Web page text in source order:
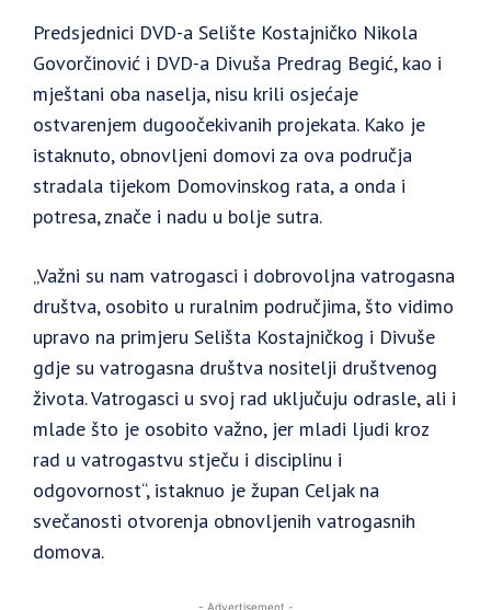
Predsjednici DVD-a Selište Kostajničko Nikola
Govorčinović i DVD-a Divuša Predrag Begić, kao i
mještani oba naselja, nisu krili osjećaje
ostvarenjem dugoočekivanih projekata. Kako je
istaknuto, obnovljeni domovi za ova područja
stradala tijekom Domovinskog rata, a onda i
potresa, znače i nadu u bolje sutra.
„Važni su nam vatrogasci i dobrovoljna vatrogasna
društva, osobito u ruralnim područjima, što vidimo
upravo na primjeru Selišta Kostajničkog i Divuše
gdje su vatrogasna društva nositelji društvenog
života. Vatrogasci u svoj rad uključuju odrasle, ali i
mlade što je osobito važno, jer mladi ljudi kroz
rad u vatrogastvu stječu i disciplinu i
odgovornost“, istaknuo je župan Celjak na
svečanosti otvorenja obnovljenih vatrogasnih
domova.
- Advertisement -